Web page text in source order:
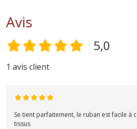
Avis
5,0
1 avis client
Se tient parfaitement, le ruban est facile à
tissus